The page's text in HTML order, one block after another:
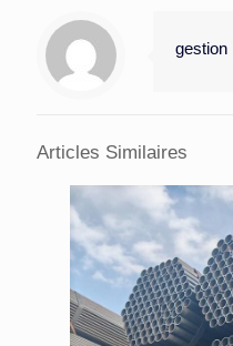
gestion
Articles Similaires